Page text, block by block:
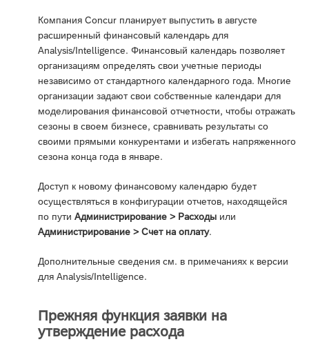
Компания Concur планирует выпустить в августе
расширенный финансовый календарь для
Analysis/Intelligence. Финансовый календарь позволяет
организациям определять свои учетные периоды
независимо от стандартного календарного года. Многие
организации задают свои собственные календари для
моделирования финансовой отчетности, чтобы отражать
сезоны в своем бизнесе, сравнивать результаты со
своими прямыми конкурентами и избегать напряженного
сезона конца года в январе.
Доступ к новому финансовому календарю будет
осуществляться в конфигурации отчетов, находящейся
по пути Администрирование > Расходы или
Администрирование > Счет на оплату.
Дополнительные сведения см. в примечаниях к версии
для Analysis/Intelligence.
Прежняя функция заявки на
утверждение расхода